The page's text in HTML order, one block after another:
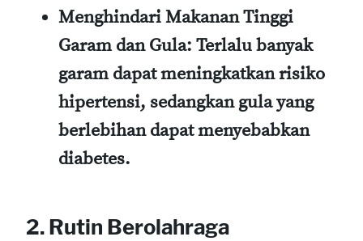
Menghindari Makanan Tinggi
Garam dan Gula: Terlalu banyak
garam dapat meningkatkan risiko
hipertensi, sedangkan gula yang
berlebihan dapat menyebabkan
diabetes.
2. Rutin Berolahraga